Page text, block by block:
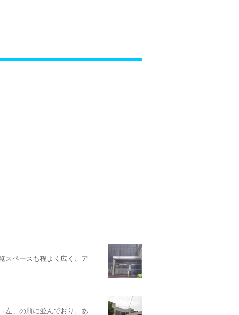
スペースも程よく広く、ア
左」の順に並んでおり、あ